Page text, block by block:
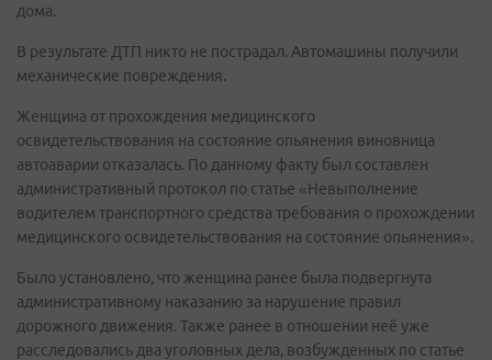
дома.
В результате ДТП никто не пострадал. Автомашины получили
механические повреждения.
Женщина от прохождения медицинского
освидетельствования на состояние опьянения виновница
автоаварии отказалась. По данному факту был составлен
административный протокол по статье «Невыполнение
водителем транспортного средства требования о прохождении
медицинского освидетельствования на состояние опьянения».
Было установлено, что женщина ранее была подвергнута
административному наказанию за нарушение правил
дорожного движения. Также ранее в отношении неё уже
расследовались два уголовных дела, возбужденных по статье